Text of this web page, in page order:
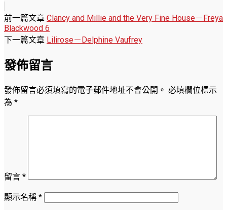
前一篇文章 Clancy and Millie and the Very Fine House－Freya
Blackwood 6
下一篇文章 Lilirose－Delphine Vaufrey
發佈留言
發佈留言必須填寫的電子郵件地址不會公開。 必填欄位標示
為 *
留言 *
顯示名稱 *